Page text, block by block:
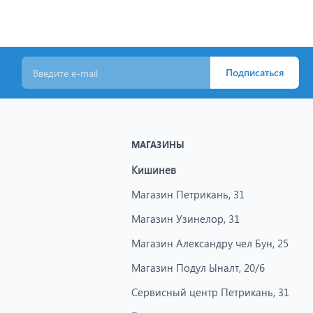
при проведении электромонтажных работ.
высокую прочность и пластичность при
растворителям, горюче-смазочным материалам и
широко используют для фиксации проводов и
Подписаться
МАГАЗИНЫ
Кишинев
Магазин Петрикань, 31
Магазин Узинелор, 31
Магазин Александру чел Бун, 25
Магазин Подул Ыналт, 20/6
Сервисный центр Петрикань, 31